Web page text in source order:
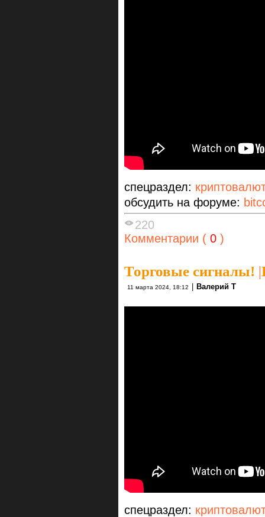
спецраздел:
обсудить на форуме:
220
Комментарии ( 0 )
Торговые сигналы! |
11 марта 2024, 18:12 Валерий Т
спецраздел: